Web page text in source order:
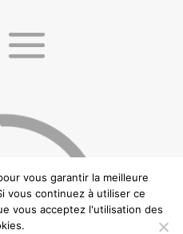
de confidentialité–Conditions
– Création: CREAWEBSITE– Ce site est
vous garantir la meilleure
vous continuez à utiliser ce
vous acceptez l'utilisation des